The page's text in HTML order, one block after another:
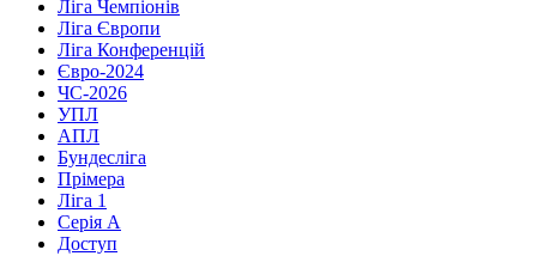
Ліга Чемпіонів
Ліга Європи
Ліга Конференцій
Євро-2024
ЧС-2026
УПЛ
АПЛ
Бундесліга
Прімера
Ліга 1
Серія А
Доступ